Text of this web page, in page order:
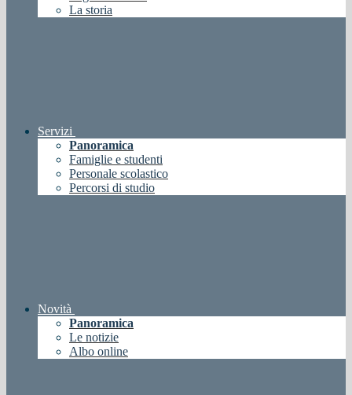
La storia
Servizi
Panoramica
Famiglie e studenti
Personale scolastico
Percorsi di studio
Novità
Panoramica
Le notizie
Albo online